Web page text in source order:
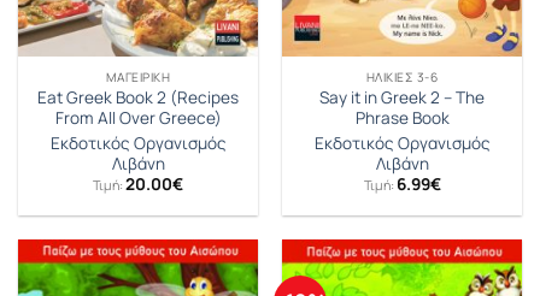
ΜΑΓΕΙΡΙΚΉ
Eat Greek Book 2 (Recipes
From All Over Greece)
Εκδοτικός Οργανισμός
Λιβάνη
Τιμή: 20.00€
ΗΛΙΚΊΕΣ 3-6
Say it in Greek 2 – The
Phrase Book
Εκδοτικός Οργανισμός
Λιβάνη
Τιμή: 6.99€